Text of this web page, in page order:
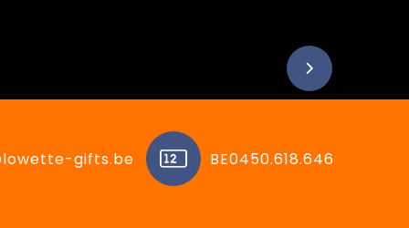
gifts.be BE0450.618.646